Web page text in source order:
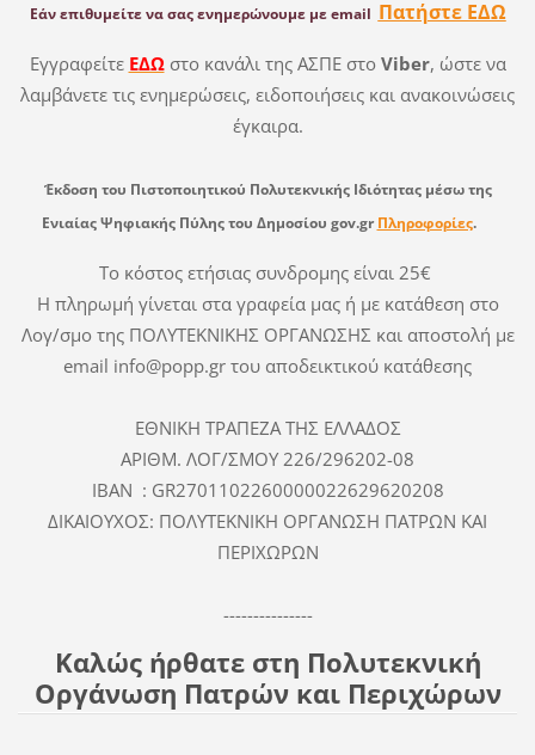
Εάν επιθυμείτε να σας ενημερώνουμεμε email Πατήστε ΕΔΩ
Εγγραφείτε ΕΔΩστο κανάλι της ΑΣΠΕ στο Viber, ώστε να
λαμβάνετε τις ενημερώσεις, ειδοποιήσεις και ανακοινώσεις
έγκαιρα.
Έκδοση του Πιστοποιητικού Πολυτεκνικής Ιδιότητας μέσωτης
Ενιαίας Ψηφιακής Πύλης του Δημοσίου gov.gr Πληροφορίες.
Το κόστος ετήσιας συνδρομης είναι 25€
Η πληρωμή γίνεται στα γραφεία μας ή με κατάθεση στο
Λογ/σμο της ΠΟΛΥΤΕΚΝΙΚΗΣ ΟΡΓΑΝΩΣΗΣ και αποστολή με
email info@popp.gr του αποδεικτικού κατάθεσης
ΕΘΝΙΚΗ ΤΡΑΠΕΖΑ ΤΗΣ ΕΛΛΑΔΟΣ
ΑΡΙΘΜ. ΛΟΓ/ΣΜΟΥ 226/296202-08
IBAN : GR2701102260000022629620208
ΔΙΚΑΙΟΥΧΟΣ: ΠΟΛΥΤΕΚΝΙΚΗ ΟΡΓΑΝΩΣΗ ΠΑΤΡΩΝ ΚΑΙ
ΠΕΡΙΧΩΡΩΝ
---------------
Καλώς ήρθατε στη Πολυτεκνική
Οργάνωση Πατρών και Περιχώρων